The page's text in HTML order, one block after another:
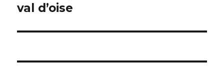
suivant :
val d’oise